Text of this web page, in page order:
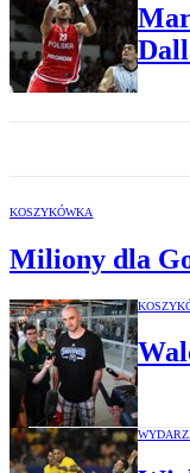
KOSZYKÓWKA
Miliony dla